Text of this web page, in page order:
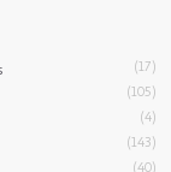
(17)
(105)
(4)
(143)
(40)